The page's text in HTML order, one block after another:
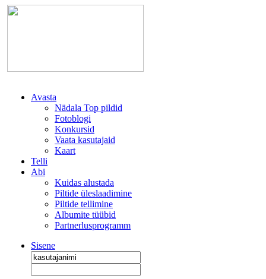
Avasta
Nädala Top pildid
Fotoblogi
Konkursid
Vaata kasutajaid
Kaart
Telli
Abi
Kuidas alustada
Piltide üleslaadimine
Piltide tellimine
Albumite tüübid
Partnerlusprogramm
Sisene